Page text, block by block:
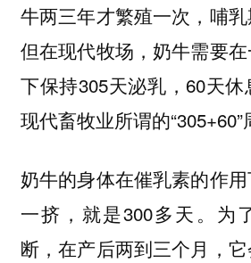
牛两三年才繁殖一次，哺乳
但在现代牧场，奶牛需要
下保持305天泌乳，60天
现代畜牧业所谓的“305+60”
奶牛的身体在催乳素的作
一挤，就是300多天。为
断，在产后两到三个月，